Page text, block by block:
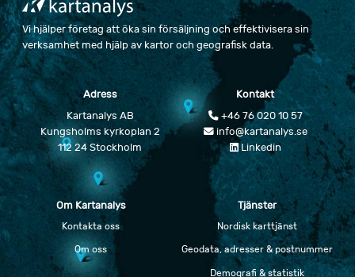
Vi hjälper företag att öka sin försäljning och effektivisera sin
verksamhet med hjälp av kartor och geografisk data.
Adress
Kartanalys AB
Kungsholms kyrkoplan 2
112 24 Stockholm
Kontakt
+46 76 020 10 57
info@kartanalys.se
Linkedin
Om Kartanalys
Kontakta oss
Om oss
Tjänster
Nordisk karttjänst
Geodata, adresser & postnummer
Demografi & statistik